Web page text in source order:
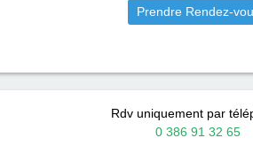
Prendre Rendez-
Rdv uniquement par
0 386 91 32 65